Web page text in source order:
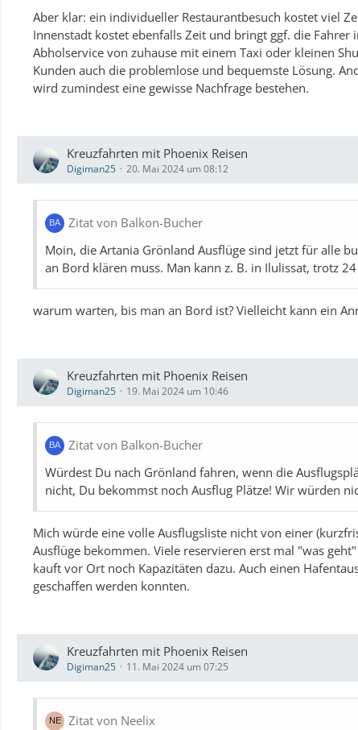
Aber klar: ein individueller Restaurantbesuch kostet viel
Innenstadt kostet ebenfalls Zeit und bringt ggf. die
Abholservice von zuhause mit einem Taxi oder kleinen
Kunden auch die problemlose und bequemste Lösung.
wird zumindest eine gewisse Nachfrage bestehen.
Kreuzfahrten mit Phoenix Reisen
Digiman25 20. Mai 2024 um 08:12
Zitat von Balkon-Bucher
Moin, die Artania Grönland Ausflüge sind jetzt für alle
an Bord klären muss. Man kann z. B. in Ilulissat, trotz
warum warten, bis man an Bord ist? Vielleicht kann ein
Kreuzfahrten mit Phoenix Reisen
Digiman25 19. Mai 2024 um 10:46
Zitat von Balkon-Bucher
Würdest Du nach Grönland fahren, wenn die
nicht, Du bekommst noch Ausflug Plätze! Wir würden
Mich würde eine volle Ausflugsliste nicht von einer
Ausflüge bekommen. Viele reservieren erst mal "was
kauft vor Ort noch Kapazitäten dazu. Auch einen
geschaffen werden konnten.
Kreuzfahrten mit Phoenix Reisen
Digiman25 11. Mai 2024 um 07:25
Zitat von Neelix